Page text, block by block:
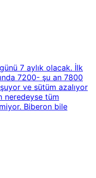
7 aylık olacak. İlk
7200- şu an 7800
ve sütüm azalıyor
neredeyse tüm
Biberon bile